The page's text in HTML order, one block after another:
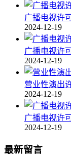
广播电视许
2024-12-19
广播电视许
2024-12-19
营业性演出
2024-12-19
广播电视许
2024-12-19
最新留言